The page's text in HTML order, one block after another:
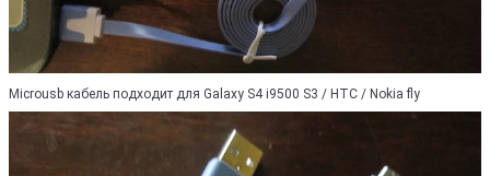
Microusb кабель подходит для Galaxy S4 i9500 S3 / HTC / Nokia fly